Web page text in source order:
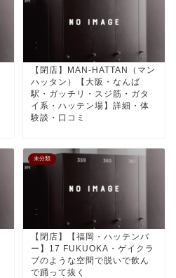
【閉店】MAN-HATTAN（マン
ハッタン）【大阪・なんば
駅・ガッチリ・スジ筋・ガタ
イ系・ハッテン場】詳細・体
験談・口コミ
未分類
【閉店】【福岡・ハッテンバ
ー】17 FUKUOKA・ゲイクラ
ブのような空間で脱いで飲ん
で踊って抜く